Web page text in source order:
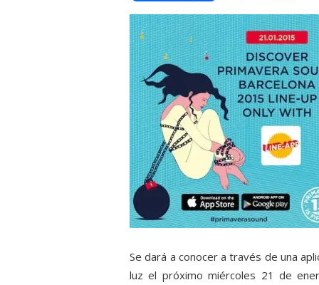
Link
Se dará a conocer a través de una
luz el próximo miércoles 21 de